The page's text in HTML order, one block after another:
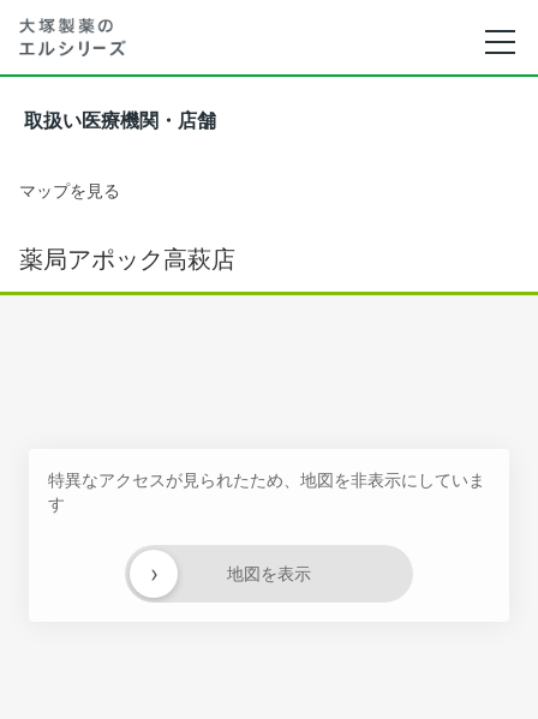
取扱い医療機関・店舗
マップを見る
薬局アポック高萩店
特異なアクセスが見られたため、地図を非表示にしていま
す
地図を表示
›